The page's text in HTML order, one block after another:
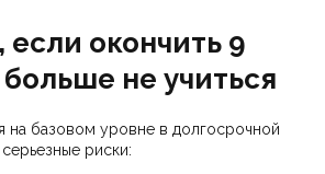
если окончить 9
не учиться
на базовом уровне в долгосрочной
риски: